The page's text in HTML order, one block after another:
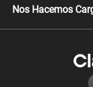
Celulares Motorola
Llamada por llamada
Comprobantes
Consulta de IMEI
Nos Hacemos
Consulta de reclamos
Adquirientes iPhone
Mensaje de